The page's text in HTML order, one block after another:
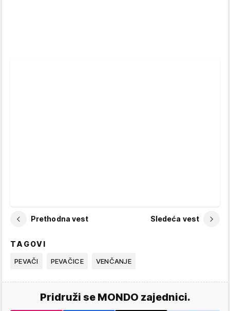
Prethodna vest Sledeća vest
TAGOVI
PEVAČI PEVAČICE VENČANJE
Pridruži se MONDO zajednici.